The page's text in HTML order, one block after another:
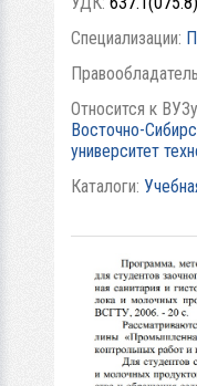
Специализации:
Относится к
Восточно-
университет
Каталоги: